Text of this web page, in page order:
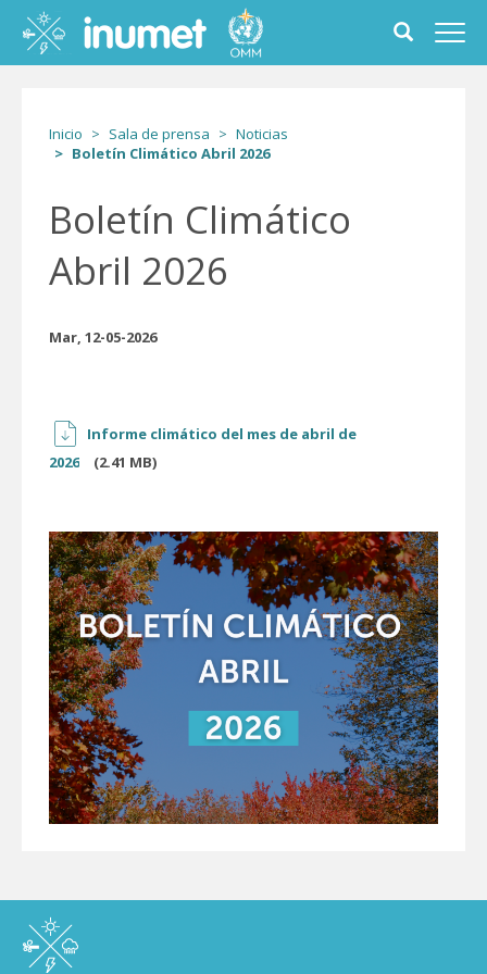
contenido
principal
Toggle
search
form
Inicio Sala de prensa
Noticias
Boletín Climático Abril 2026
Boletín Climático
Abril 2026
Mar, 12-05-2026
Informe climático del mes de abril de
2026
(2.41 MB)